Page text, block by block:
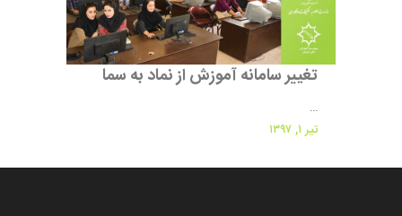
تغییر سامانه آموزش از نماد به سما
...
تیر ۱, ۱۳۹۷